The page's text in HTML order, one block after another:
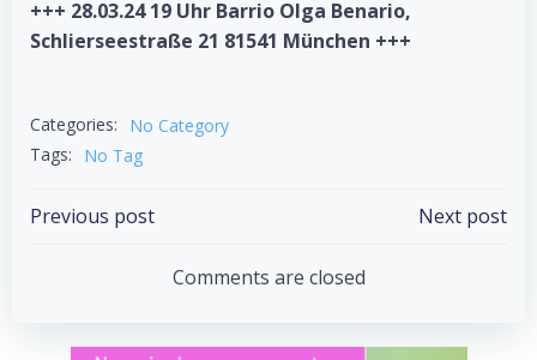
+++ 28.03.24 19 Uhr Barrio Olga Benario,
Schlierseestraße 21 81541 München +++
Categories:
No Category
Tags:
No Tag
Post
navigation
Previous post
navigation
Next post
Comments are closed